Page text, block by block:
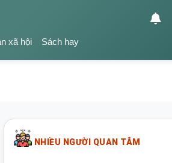
xã hội Sách hay
NHIỀU NGƯỜI QUAN TÂM